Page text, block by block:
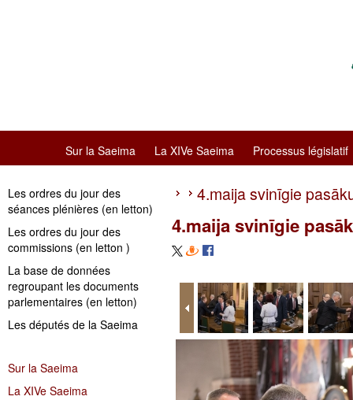
Sur la Saeima La XIVe Saeima Processus législatif
Les ordres du jour des
séances plénières (en letton)
Les ordres du jour des
commissions (en letton )
La base de données
regroupant les documents
parlementaires (en letton)
Les députés de la Saeima
Sur la Saeima
La XIVe Saeima
4.maija svinīgie
4.maija svinīgie